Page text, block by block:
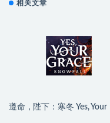
相关文章
遵命，陛下：寒冬 Yes, Your